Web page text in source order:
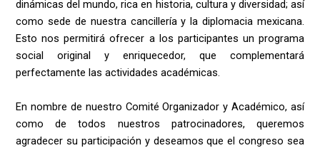
dinámicas del mundo, rica en historia, cultura y diversidad; así
como sede de nuestra cancillería y la diplomacia mexicana.
Esto nos permitirá ofrecer a los participantes un programa
social original y enriquecedor, que complementará
perfectamente las actividades académicas.
En nombre de nuestro Comité Organizador y Académico, así
como de todos nuestros patrocinadores, queremos
agradecer su participación y deseamos que el congreso sea